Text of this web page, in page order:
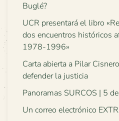
Buglé?
UCR presentará el libro
dos encuentros históricos
1978-1996»
Carta abierta a Pilar
defender la justicia
Panoramas SURCOS | 5
Un correo electrónico